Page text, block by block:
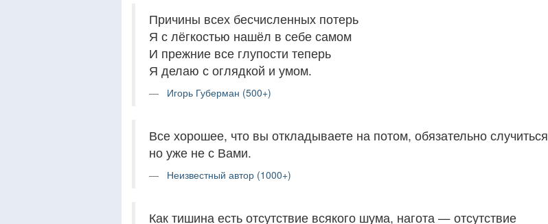
Причины всех бесчисленных потерь
Я с лёгкостью нашёл в себе самом
И прежние все глупости теперь
Я делаю с оглядкой и умом.
Игорь Губерман (500+)
Все хорошее, что вы откладываете на потом, обязательно случиться
но уже не с Вами.
Неизвестный автор (1000+)
Как тишина есть отсутствие всякого шума, нагота — отсутствие